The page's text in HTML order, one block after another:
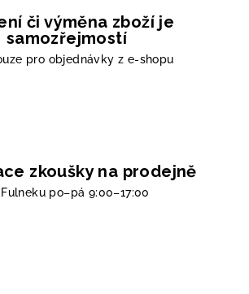
či výměna zboží je
samozřejmostí
pro objednávky z e-shopu
zkoušky na prodejně
po–pá 9:00–17:00